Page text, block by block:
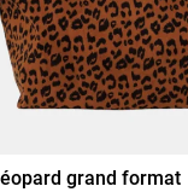
grand format